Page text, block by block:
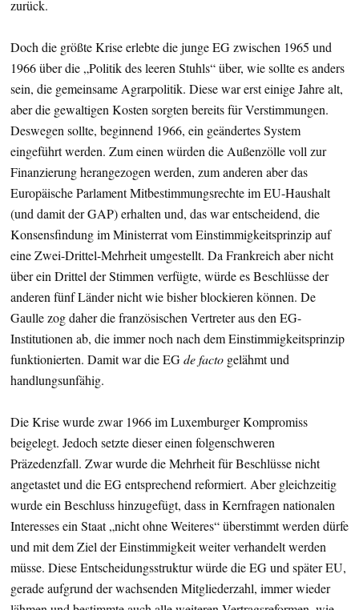
zurück.
Doch die größte Krise erlebte die junge EG zwischen 1965 und
1966 über die „Politik des leeren Stuhls“ über, wie sollte es anders
sein, die gemeinsame Agrarpolitik. Diese war erst einige Jahre alt,
aber die gewaltigen Kosten sorgten bereits für Verstimmungen.
Deswegen sollte, beginnend 1966, ein geändertes System
eingeführt werden. Zum einen würden die Außenzölle voll zur
Finanzierung herangezogen werden, zum anderen aber das
Europäische Parlament Mitbestimmungsrechte im EU-Haushalt
(und damit der GAP) erhalten und, das war entscheidend, die
Konsensfindung im Ministerrat vom Einstimmigkeitsprinzip auf
eine Zwei-Drittel-Mehrheit umgestellt. Da Frankreich aber nicht
über ein Drittel der Stimmen verfügte, würde es Beschlüsse der
anderen fünf Länder nicht wie bisher blockieren können. De
Gaulle zog daher die französischen Vertreter aus den EG-
Institutionen ab, die immer noch nach dem Einstimmigkeitsprinzip
funktionierten. Damit war die EGde facto gelähmt und
handlungsunfähig.
Die Krise wurde zwar 1966 im Luxemburger Kompromiss
beigelegt. Jedoch setzte dieser einen folgenschweren
Präzedenzfall. Zwar wurde die Mehrheit für Beschlüsse nicht
angetastet und die EG entsprechend reformiert. Aber gleichzeitig
wurde ein Beschluss hinzugefügt, dass in Kernfragen nationalen
Interesses ein Staat „nicht ohne Weiteres“ überstimmt werden dürfe
und mit dem Ziel der Einstimmigkeit weiter verhandelt werden
müsse. Diese Entscheidungsstruktur würde die EG und später EU,
gerade aufgrund der wachsenden Mitgliederzahl, immer wieder